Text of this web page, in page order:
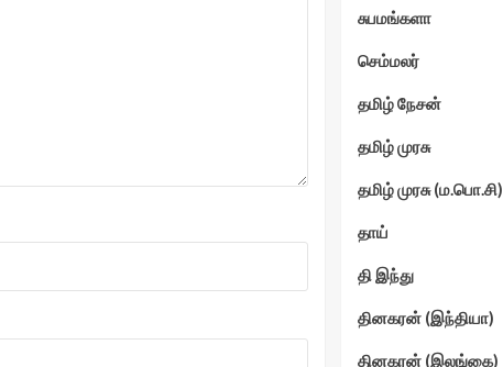
சுபமங்களா
செம்மலர்
தமிழ் நேசன்
தமிழ் முரசு
தமிழ் முரசு (ம.பொ.சி)
தாய்
தி இந்து
தினகரன் (இந்தியா)
தினகரன் (இலங்கை)